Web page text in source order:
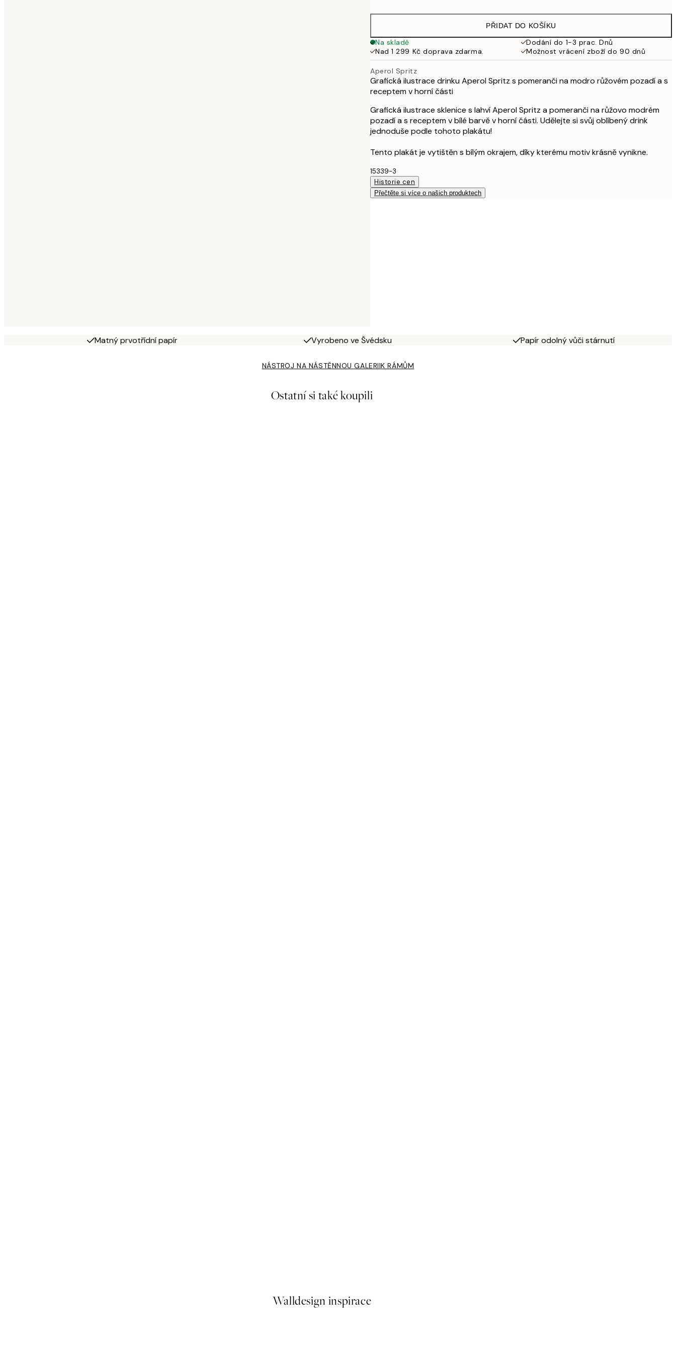
322 Kč
499 Kč
PŘIDAT DO KOŠÍKU
Na skladě
Dodání do 1-3 prac. Dnů
Nad 1 299 Kč doprava zdarma.
Možnost vrácení zboží do 90 dnů
Aperol Spritz
Grafická ilustrace drinku Aperol Spritz s pomeranči na modro růžovém pozadí a s
receptem v horní části
Grafická ilustrace sklenice s lahví Aperol Spritz a pomeranči na růžovo modrém
pozadí a s receptem v bílé barvě v horní části. Udělejte si svůj oblíbený drink
jednoduše podle tohoto plakátu!
Tento plakát je vytištěn s bílým okrajem, díky kterému motiv krásně vynikne.
15339-3
Historie cen
Přečtěte si více o našich produktech
Matný prvotřídní papír Vyrobeno ve Švédsku Papír odolný vůči stárnutí
NÁSTROJ NA NÁSTĚNNOU GALERIIK RÁMŮM
Ostatní si také koupili
Walldesign inspirace